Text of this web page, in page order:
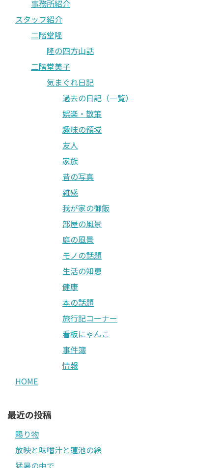
事務所紹介
スタッフ紹介
二階堂隆
隆の四方山話
二階堂美子
気まぐれ日記
過去の日記（一覧）
娯楽・散策
趣味の領域
友人
家族
昔の写真
雑感
我が家の御飯
部屋の風景
庭の風景
モノの話題
生活の知恵
健康
本の話題
旅行記コーナー
看板にゃんこ
事件簿
情報
HOME
最近の投稿
賜り物
放映と味噌汁と蓮池の絵
猛暑の中で